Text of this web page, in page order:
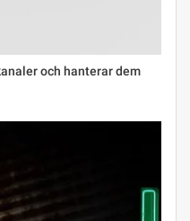
och hanterar dem